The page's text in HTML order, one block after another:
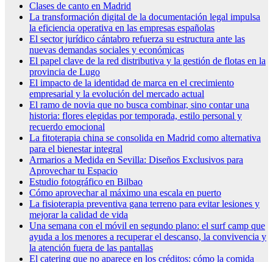
Clases de canto en Madrid
La transformación digital de la documentación legal impulsa
la eficiencia operativa en las empresas españolas
El sector jurídico cántabro refuerza su estructura ante las
nuevas demandas sociales y económicas
El papel clave de la red distributiva y la gestión de flotas en la
provincia de Lugo
El impacto de la identidad de marca en el crecimiento
empresarial y la evolución del mercado actual
El ramo de novia que no busca combinar, sino contar una
historia: flores elegidas por temporada, estilo personal y
recuerdo emocional
La fitoterapia china se consolida en Madrid como alternativa
para el bienestar integral
Armarios a Medida en Sevilla: Diseños Exclusivos para
Aprovechar tu Espacio
Estudio fotográfico en Bilbao
Cómo aprovechar al máximo una escala en puerto
La fisioterapia preventiva gana terreno para evitar lesiones y
mejorar la calidad de vida
Una semana con el móvil en segundo plano: el surf camp que
ayuda a los menores a recuperar el descanso, la convivencia y
la atención fuera de las pantallas
El catering que no aparece en los créditos: cómo la comida